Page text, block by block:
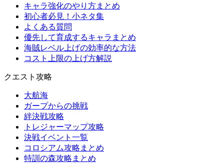
キャラ強化のやり方まとめ
初心者必見！小ネタ集
よくある質問
優先して育成するキャラまとめ
海賊レベル上げの効率的な方法
コスト上限の上げ方解説
クエスト攻略
大航海
ガープからの挑戦
絆決戦攻略
トレジャーマップ攻略
決戦イベント一覧
コロシアム攻略まとめ
特訓の森攻略まとめ